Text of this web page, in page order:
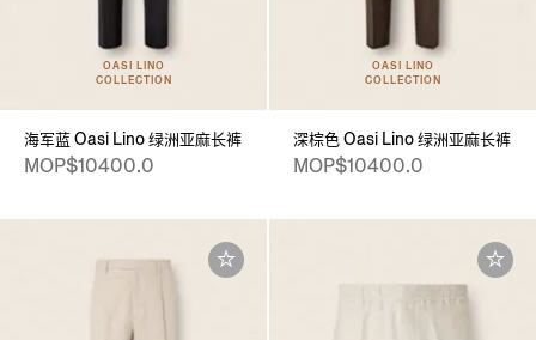
OASI LINO
COLLECTION
海军蓝 Oasi Lino 绿洲亚麻长裤
MOP$10400.0
OASI LINO
COLLECTION
深棕色 Oasi Lino 绿洲亚麻长裤
MOP$10400.0